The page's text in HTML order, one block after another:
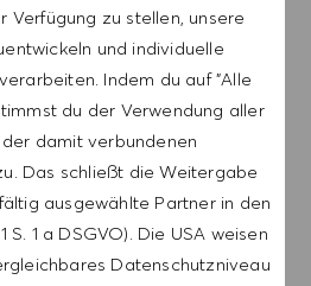
Verfügung zu stellen, unsere
und individuelle
Indem du auf "Alle
du der Verwendung aller
damit verbundenen
Das schließt die Weitergabe
ausgewählte Partner in den
S. 1 a DSGVO). Die USA weisen
Datenschutzniveau
Alerts zu erhalten.
erkläre ich mich
E-Mails mit
HUGO BOSS, Einladungen
anderen
zu erhalten. Ich kann
z.B. indem ich den in
Abmeldelink anklicke. Ich